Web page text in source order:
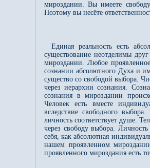
мироздании. Вы имеете
Поэтому вы несёте
Единая реальность есть
существование неотделимы
мироздании. Любое
сознании абсолютного Духа и
существо со свободой выбора.
через иерархии сознания.
сознания в мироздании
Человек есть вместе
вследствие свободного
личность соответствует душе.
через свободу выбора.
себя, как абсолютная
нашем проявленном
проявленного мироздания есть